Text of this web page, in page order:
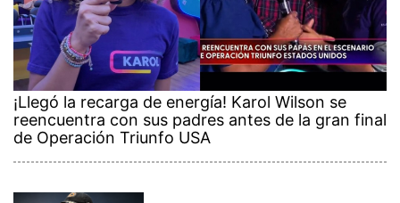
¡Llegó la recarga de energía! Karol Wilson se
reencuentra con sus padres antes de la gran final
de Operación Triunfo USA